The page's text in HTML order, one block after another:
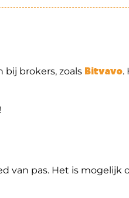
brokers, zoals Bitvavo.
van pas. Het is mogelijk